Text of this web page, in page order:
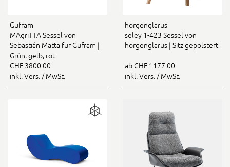
Gufram
MAgriTTA Sessel von
Sebastián Matta für Gufram |
Grün, gelb, rot
CHF 3800.00
inkl. Vers. / MwSt.
horgenglarus
seley 1-423 Sessel von
horgenglarus | Sitz gepolstert
ab CHF 1177.00
inkl. Vers. / MwSt.